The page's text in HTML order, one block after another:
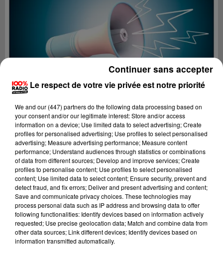
Lecture (2 min 48 sec)
100%
100% Radio les infos du Tarn et Garonne
Le respect de votre vie privée est notre priorité
We and our (447) partnersdo the following data processing based on
your consent and/or our legitimate interest: Store and/or access
information on a device; Use limited data to select advertising; Create
profiles for personalised advertising; Use profiles to select personalised
advertising; Measure advertising performance; Measure content
performance; Understand audiences through statistics or combinations
of data from different sources; Develop and improve services; Create
profiles to personalise content; Use profiles to select personalised
content; Use limited data to select content; Ensure security, prevent and
detect fraud, and fix errors; Deliver and present advertising and content;
Save and communicate privacy choices. These technologies may
process personal data such as IP address and browsing data to offer
following functionalities: Identify devices based on information actively
requested; Use precise geolocation data; Match and combine data from
other data sources; Link different devices; Identify devices based on
information transmitted automatically.
Continuer sans accepter